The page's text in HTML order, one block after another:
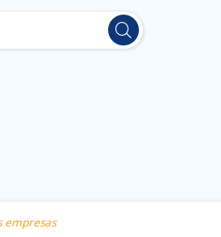
empresas